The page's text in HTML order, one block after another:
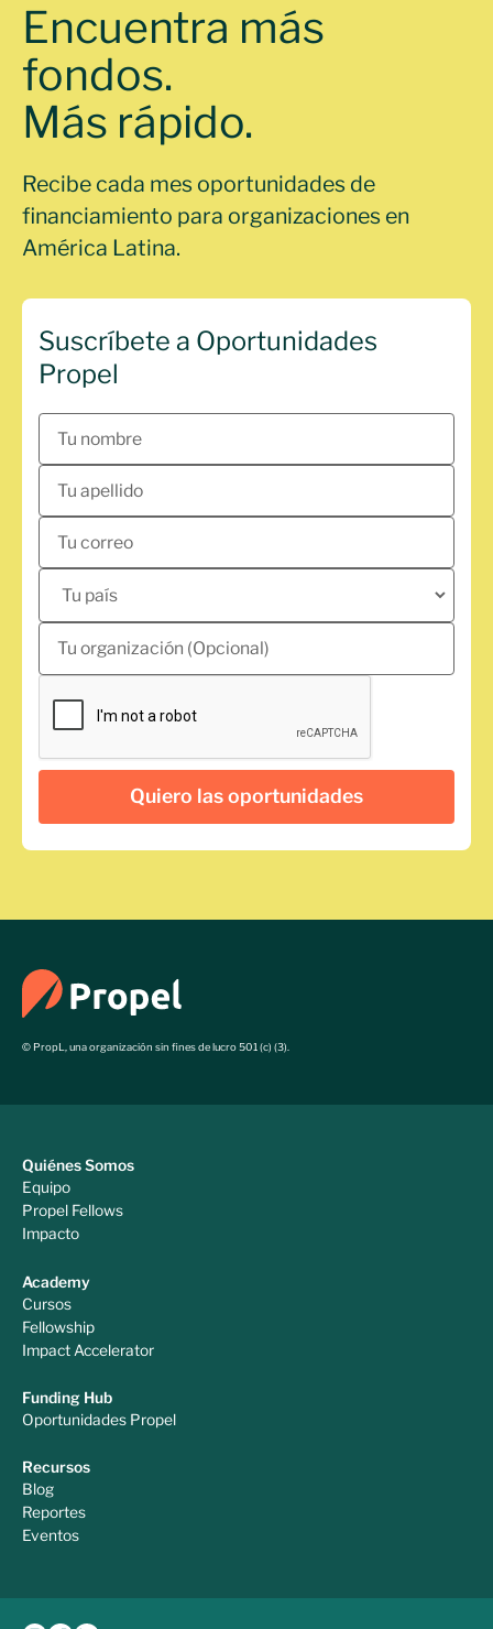
Encuentra más
fondos.
Más rápido.
Recibe cada mes oportunidades de
financiamiento para organizaciones en
América Latina.
Suscríbete a Oportunidades
Propel
© PropL, una organización sin fines de lucro 501 (c) (3).
Quiénes Somos
Equipo
Propel Fellows
Impacto
Academy
Cursos
Fellowship
Impact Accelerator
Funding Hub
Oportunidades Propel
Recursos
Blog
Reportes
Eventos